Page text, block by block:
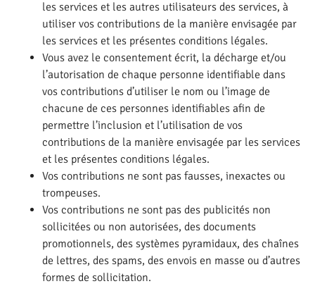
les services et les autres utilisateurs des services, à
utiliser vos contributions de la manière envisagée par
les services et les présentes conditions légales.
Vous avez le consentement écrit, la décharge et/ou
l’autorisation de chaque personne identifiable dans
vos contributions d’utiliser le nom ou l’image de
chacune de ces personnes identifiables afin de
permettre l’inclusion et l’utilisation de vos
contributions de la manière envisagée par les services
et les présentes conditions légales.
Vos contributions ne sont pas fausses, inexactes ou
trompeuses.
Vos contributions ne sont pas des publicités non
sollicitées ou non autorisées, des documents
promotionnels, des systèmes pyramidaux, des chaînes
de lettres, des spams, des envois en masse ou d’autres
formes de sollicitation.